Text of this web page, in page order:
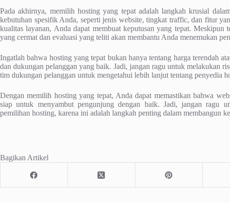
Pada akhirnya, memilih hosting yang tepat adalah langkah krusial
kebutuhan spesifik Anda, seperti jenis website, tingkat traffic, dan fitur
kualitas layanan, Anda dapat membuat keputusan yang tepat. Meskipun
yang cermat dan evaluasi yang teliti akan membantu Anda menemukan
Ingatlah bahwa hosting yang tepat bukan hanya tentang harga terendah
dan dukungan pelanggan yang baik. Jadi, jangan ragu untuk melakukan
tim dukungan pelanggan untuk mengetahui lebih lanjut tentang penyedia
Dengan memilih hosting yang tepat, Anda dapat memastikan bahwa
siap untuk menyambut pengunjung dengan baik. Jadi, jangan ragu
pemilihan hosting, karena ini adalah langkah penting dalam membangun
Bagikan Artikel